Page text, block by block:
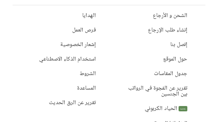
الشحن و الأرجاع
إنشاء طلب الإرجاع
إتصل بنا
حول الموقع
جدول المقاسات
تقرير عن الفجوة في الرواتب
بين الجنسين
جديد
الحياد الكربوني
الهدايا
فرص العمل
إشعار الخصوصية
استخدام الذكاء الاصطناعي
الشروط
المساعدة
تقرير عن الرق الحديث